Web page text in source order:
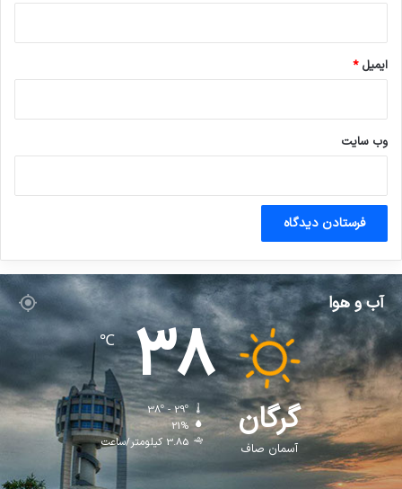
ایمیل*
وب‌ سایت
آب و هوا
گرگان
آسمان صاف
38
℃
38º - 29º
21%
3.85 کیلومتر/ساعت